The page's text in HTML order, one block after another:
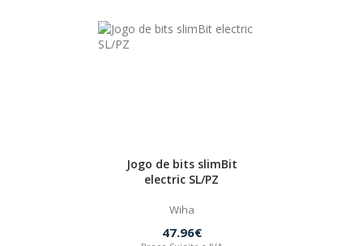
Jogo de bits slimBit
electric SL/PZ
Wiha
47.96€